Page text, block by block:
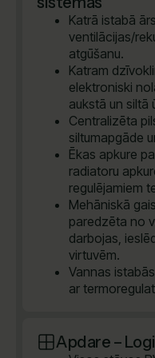
Katrā istabā
ventilācijas/
atgūšanu.
Katram
elektroniski
aukstā un siltā
Centralizēta
siltumapgāde
Ēkas apkure
radiatoru
regulējamiem
Mehāniskā
paredzēta no
darbojas,
virtuvēm.
Vannas
ar
Apdare –